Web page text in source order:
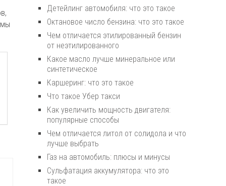
Детейлинг автомобиля: что это такое
Октановое число бензина: что это такое
Чем отличается этилированный бензин
от неэтилированного
Какое масло лучше минеральное или
синтетическое
Каршеринг: что это такое
Что такое Убер такси
Как увеличить мощность двигателя:
популярные способы
Чем отличается литол от солидола и что
лучше выбрать
Газ на автомобиль: плюсы и минусы
Сульфатация аккумулятора: что это
такое